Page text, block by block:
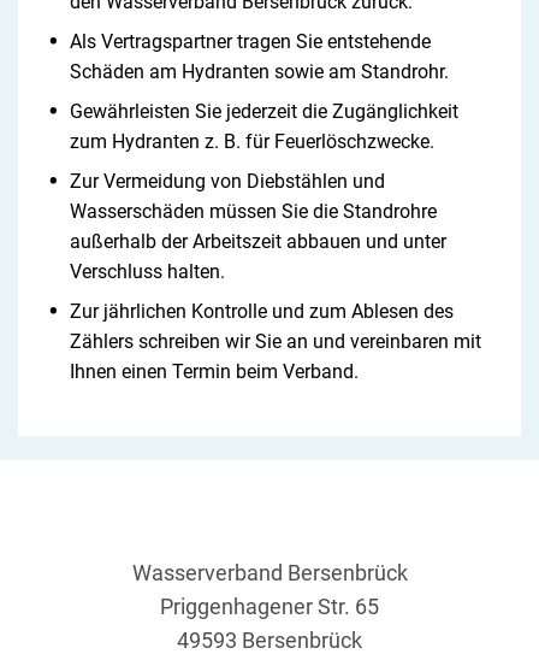
Als Vertragspartner tragen Sie entstehende
Schäden am Hydranten sowie am Standrohr.
Gewährleisten Sie jederzeit die Zugänglichkeit
zum Hydranten z. B. für Feuerlöschzwecke.
Zur Vermeidung von Diebstählen und
Wasserschäden müssen Sie die Standrohre
außerhalb der Arbeitszeit abbauen und unter
Verschluss halten.
Zur jährlichen Kontrolle und zum Ablesen des
Zählers schreiben wir Sie an und vereinbaren mit
Ihnen einen Termin beim Verband.
Wasserverband Bersenbrück
Priggenhagener Str. 65
49593 Bersenbrück